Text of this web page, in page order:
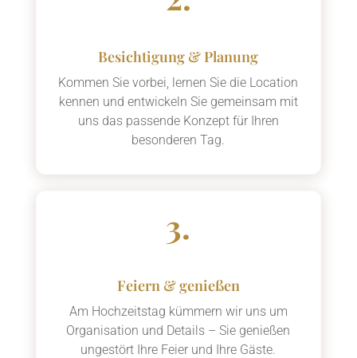
Besichtigung & Planung
Kommen Sie vorbei, lernen Sie die Location
kennen und entwickeln Sie gemeinsam mit
uns das passende Konzept für Ihren
besonderen Tag.
3.
Feiern & genießen
Am Hochzeitstag kümmern wir uns um
Organisation und Details – Sie genießen
ungestört Ihre Feier und Ihre Gäste.